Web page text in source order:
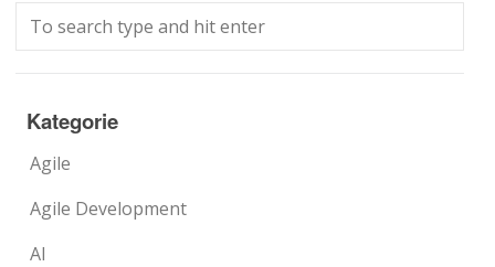
Kategorie
Agile
Agile Development
AI